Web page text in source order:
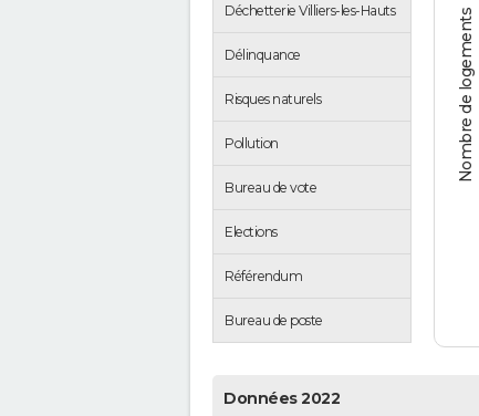
Déchetterie Villiers-les-Hauts
Délinquance
Risques naturels
Pollution
Bureau de vote
Elections
Référendum
Bureau de poste
Nombre de logements
Données 2022